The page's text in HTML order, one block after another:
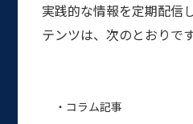
実践的な情報を定期配信
テンツは、次のとおりです
・コラム記事